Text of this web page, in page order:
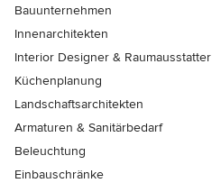
Bauunternehmen
Innenarchitekten
Interior Designer & Raumausstatter
Küchenplanung
Landschaftsarchitekten
Armaturen & Sanitärbedarf
Beleuchtung
Einbauschränke